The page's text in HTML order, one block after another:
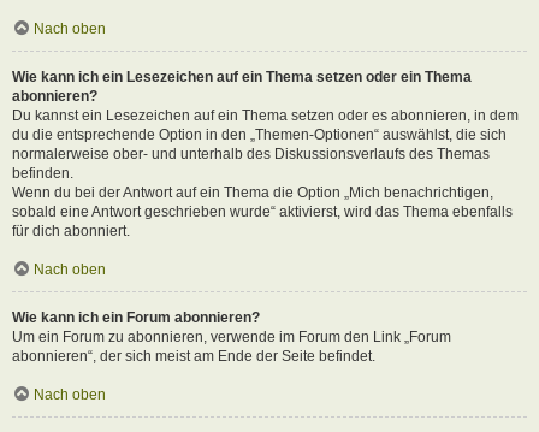
Nach oben
Wie kann ich ein Lesezeichen auf ein Thema setzen oder ein Thema
abonnieren?
Du kannst ein Lesezeichen auf ein Thema setzen oder es abonnieren, in dem
du die entsprechende Option in den „Themen-Optionen“ auswählst, die sich
normalerweise ober- und unterhalb des Diskussionsverlaufs des Themas
befinden.
Wenn du bei der Antwort auf ein Thema die Option „Mich benachrichtigen,
sobald eine Antwort geschrieben wurde“ aktivierst, wird das Thema ebenfalls
für dich abonniert.
Nach oben
Wie kann ich ein Forum abonnieren?
Um ein Forum zu abonnieren, verwende im Forum den Link „Forum
abonnieren“, der sich meist am Ende der Seite befindet.
Nach oben